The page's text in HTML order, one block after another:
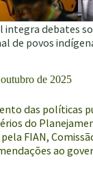
integra debates
de povos
de 2025
das políticas
do
FIAN,
ao